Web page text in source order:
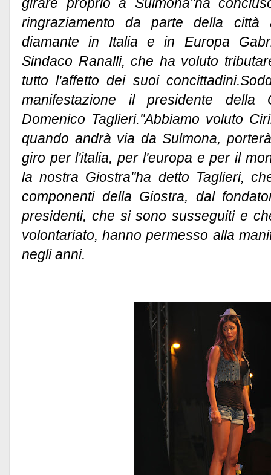
ringraziamento da parte della
diamante in Italia e in Europa
Sindaco Ranalli, che ha voluto
tutto l'affetto dei suoi
manifestazione il presidente della
Domenico Taglieri."Abbiamo voluto
quando andrà via da Sulmona,
giro per l'italia, per l'europa e per il
la nostra Giostra"ha detto Taglieri,
componenti della Giostra, dal
presidenti, che si sono susseguiti e
volontariato, hanno permesso alla
negli anni.